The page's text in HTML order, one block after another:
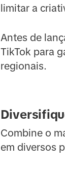
limitar a
Antes de
TikTok para
regionais.
Combine o
em diversos